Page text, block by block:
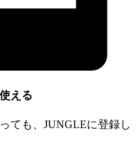
える
ても、JUNGLEに登録し